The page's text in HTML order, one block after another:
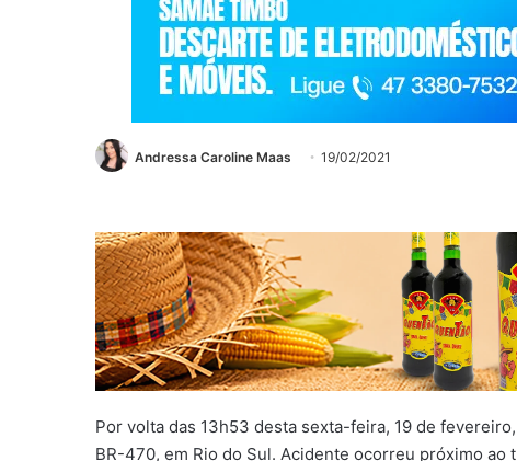
Andressa Caroline Maas 19/02/2021
Por volta das 13h53 desta sexta-feira, 19 de
BR-470, em Rio do Sul. Acidente ocorreu próximo ao